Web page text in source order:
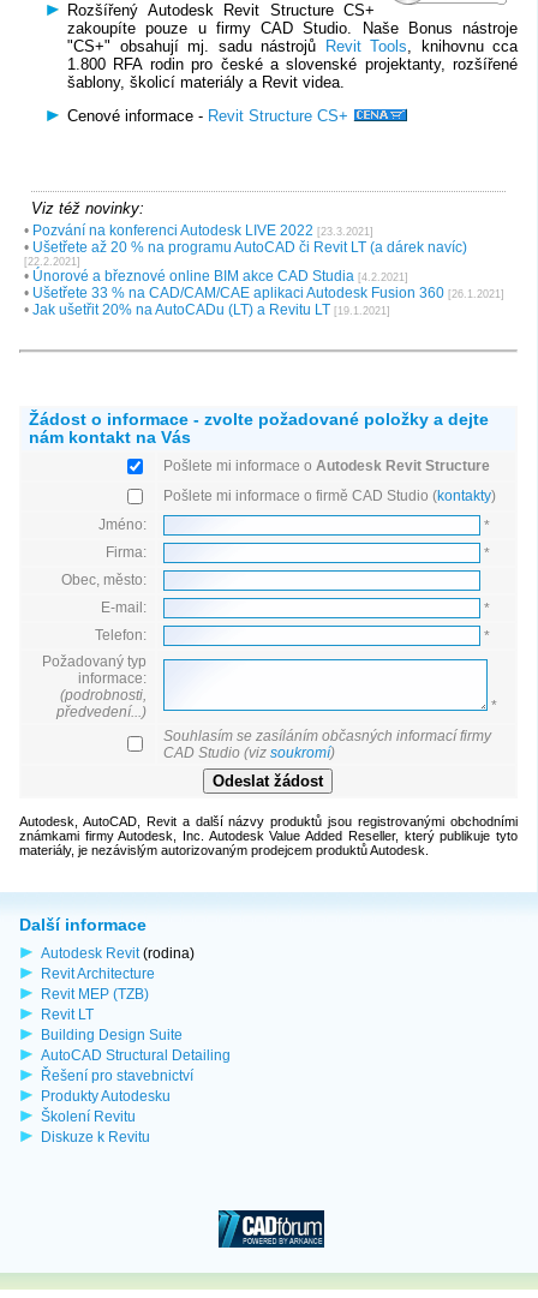
Rozšířený Autodesk Revit Structure CS+
zakoupíte pouze u firmy CAD Studio. Naše Bonus nástroje
"CS+" obsahují mj. sadu nástrojů
Revit Tools, knihovnu cca
1.800 RFA rodin pro české a slovenské projektanty, rozšířené
šablony, školicí materiály a Revit videa.
Cenové informace - Revit Structure CS+
Viz též novinky:
• Pozvání na konferenci Autodesk LIVE 2022 [23.3.2021]
• Ušetřete až 20 % na programu AutoCAD či Revit LT (a dárek navíc)
[22.2.2021]
• Únorové a březnové online BIM akce CAD Studia [4.2.2021]
• Ušetřete 33 % na CAD/CAM/CAE aplikaci Autodesk Fusion 360 [26.1.2021]
• Jak ušetřit 20% na AutoCADu (LT) a Revitu LT [19.1.2021]
Žádost o informace - zvolte požadované položky a dejte
nám kontakt na Vás
Pošlete mi informace o Autodesk Revit Structure
Pošlete mi informace o firmě CAD Studio (kontakty)
Jméno:
*
Firma:
*
Obec, město:
E-mail:
*
Telefon:
*
Požadovaný typ
informace:
(podrobnosti,
předvedení...)
*
Souhlasím se zasíláním občasných informací firmy
CAD Studio (viz soukromí)
Autodesk, AutoCAD, Revit a další názvy produktů jsou registrovanými obchodními
známkami firmy Autodesk, Inc. Autodesk Value Added Reseller, který publikuje tyto
materiály, je nezávislým autorizovaným prodejcem produktů Autodesk.
Další informace
Autodesk Revit(rodina)
Revit Architecture
Revit MEP (TZB)
Revit LT
Building Design Suite
AutoCAD Structural Detailing
Řešení pro stavebnictví
Produkty Autodesku
Školení Revitu
Diskuze k Revitu